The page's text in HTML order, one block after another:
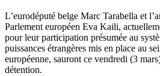
L’eurodéputé belge Marc Tarabella et
Parlement européen Eva Kaili,
pour leur participation présumée au
puissances étrangères mis en place au
européenne, sauront ce vendredi (3
détention.